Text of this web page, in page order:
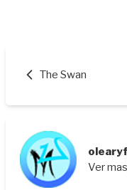
The Swan
Ver